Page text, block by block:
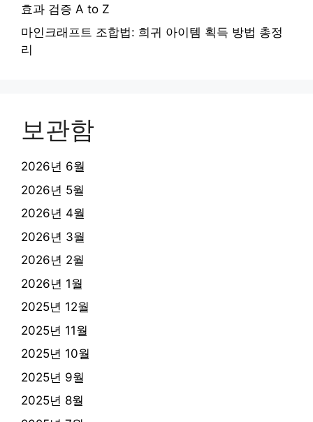
효과 검증 A to Z
마인크래프트 조합법: 희귀 아이템 획득 방법 총정
리
보관함
2026년 6월
2026년 5월
2026년 4월
2026년 3월
2026년 2월
2026년 1월
2025년 12월
2025년 11월
2025년 10월
2025년 9월
2025년 8월